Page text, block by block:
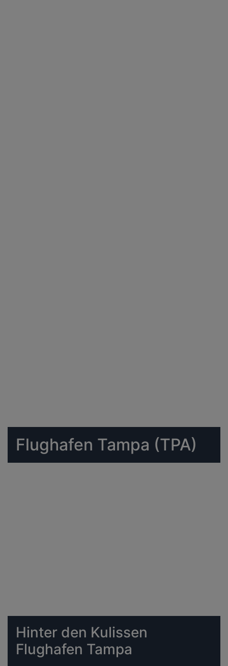
Flughafen Tampa (TPA)
Hinter den Kulissen
Flughafen Tampa